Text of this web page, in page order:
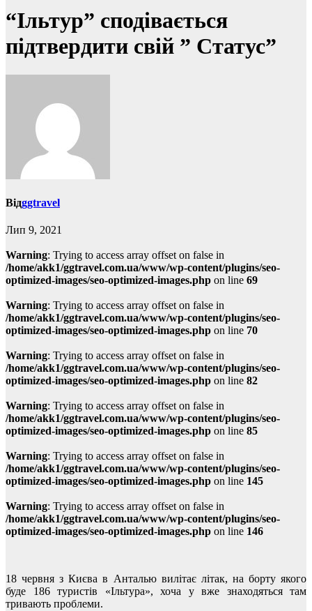
“Ільтур” сподівається
підтвердити свій ” Статус”
Відggtravel
Лип 9, 2021
Warning: Trying to access array offset on false in
/home/akk1/ggtravel.com.ua/www/wp-content/plugins/seo-
optimized-images/seo-optimized-images.php on line 69
Warning: Trying to access array offset on false in
/home/akk1/ggtravel.com.ua/www/wp-content/plugins/seo-
optimized-images/seo-optimized-images.php on line 70
Warning: Trying to access array offset on false in
/home/akk1/ggtravel.com.ua/www/wp-content/plugins/seo-
optimized-images/seo-optimized-images.php on line 82
Warning: Trying to access array offset on false in
/home/akk1/ggtravel.com.ua/www/wp-content/plugins/seo-
optimized-images/seo-optimized-images.php on line 85
Warning: Trying to access array offset on false in
/home/akk1/ggtravel.com.ua/www/wp-content/plugins/seo-
optimized-images/seo-optimized-images.php on line 145
Warning: Trying to access array offset on false in
/home/akk1/ggtravel.com.ua/www/wp-content/plugins/seo-
optimized-images/seo-optimized-images.php on line 146
18 червня з Києва в Анталью вилітає літак, на борту якого
буде 186 туристів «Ільтура», хоча у вже знаходяться там
тривають проблеми.